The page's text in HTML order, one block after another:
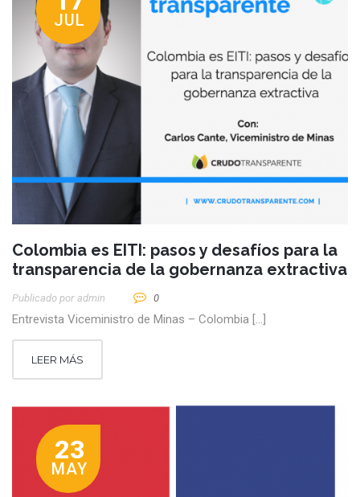
JUL
Colombia es EITI: pasos y desafíos para la
transparencia de la gobernanza extractiva
Publicado por Admin 0
Entrevista Viceministro de Minas – Colombia […]
LEER MÁS
23
MAY